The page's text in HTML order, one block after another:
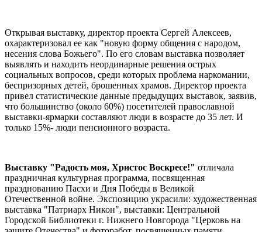
Открывая выставку, директор проекта Сергей Алексеев,
охарактеризовал ее как "новую форму общения с народом,
несения слова Божьего". По его словам выставка позволяет
выявлять и находить неординарные решения острых
социальных вопросов, среди которых проблема наркомании,
беспризорных детей, брошенных храмов. Директор проекта
привел статистические данные предыдущих выставок, заявив,
что большинство (около 60%) посетителей православной
выставки-ярмарки составляют люди в возрасте до 35 лет. И
только 15%- люди пенсионного возраста.
Выставку "Радость моя, Христос Воскресе!" отличала
праздничная культурная программа, посвященная
празднованию Пасхи и Дня Победы в Великой
Отечественной войне. Экспозицию украсили: художественная
выставка "Патриарх Никон", выставки: Центральной
Городской Библиотеки г. Нижнего Новгорода "Церковь на